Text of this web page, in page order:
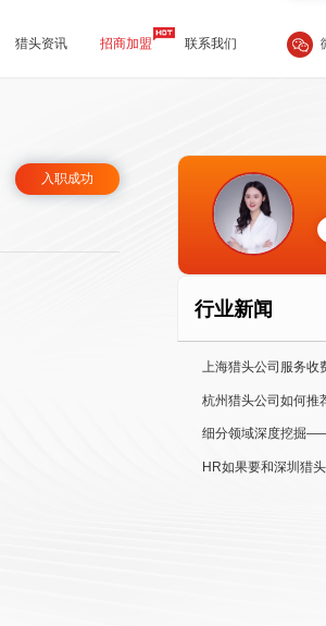
猎头资讯 招商加盟 联系我们
入职成功
行业新闻
上海猎头公司服务收
杭州猎头公司如何推